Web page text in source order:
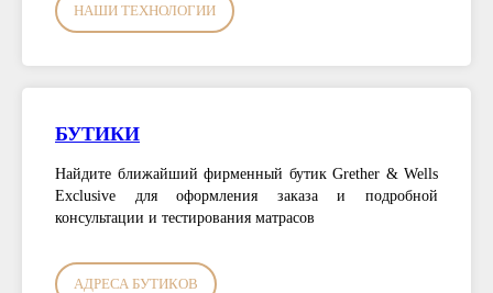
НАШИ ТЕХНОЛОГИИ
БУТИКИ
Найдите ближайший фирменный бутик Grether & Wells
Exclusive для оформления заказа и подробной
консультации и тестирования матрасов
АДРЕСА БУТИКОВ